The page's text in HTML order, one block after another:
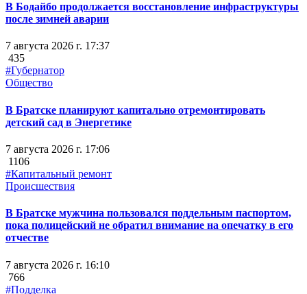
В Бодайбо продолжается восстановление инфраструктуры
после зимней аварии
7 августа 2026 г. 17:37
435
#Губернатор
Общество
В Братске планируют капитально отремонтировать
детский сад в Энергетике
7 августа 2026 г. 17:06
1106
#Капитальный ремонт
Происшествия
В Братске мужчина пользовался поддельным паспортом,
пока полицейский не обратил внимание на опечатку в его
отчестве
7 августа 2026 г. 16:10
766
#Подделка